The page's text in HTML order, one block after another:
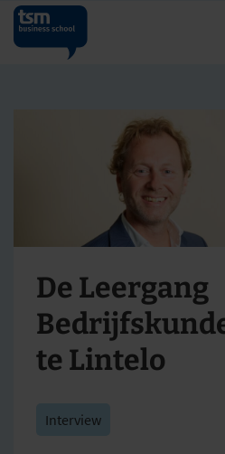
De Leergang
te Lintelo
Interview